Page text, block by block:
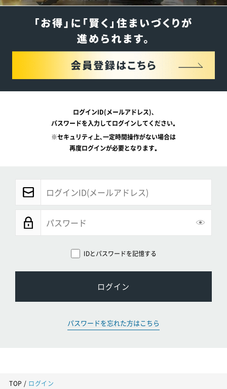
TOP ログイン
ログインID(メールアドレス)､
パスワードを入力してログインしてください｡
※セキュリティ上､一定時間操作がない場合は
再度ログインが必要となります｡
IDとパスワードを記憶する
ログイン
パスワードを忘れた方はこちら